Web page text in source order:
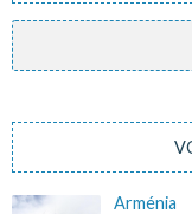
Pesquisar
por:
Arménia